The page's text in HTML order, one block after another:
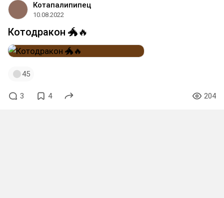
Котапалипипец
10.08.2022
Котодракон 🐲🔥
45
3 4 204